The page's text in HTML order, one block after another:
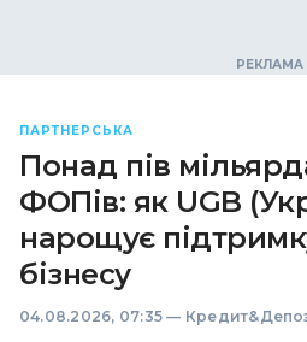
ПАРТНЕРСЬКА
Понад пів
ФОПів: як UGB
нарощує
бізнесу
04.08.2026, 07:35 —